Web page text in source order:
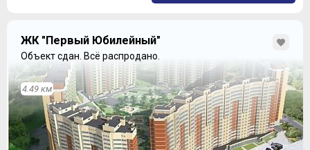
ЖК "Первый Юбилейный"
Объект сдан. Всё распродано.
4.49 км